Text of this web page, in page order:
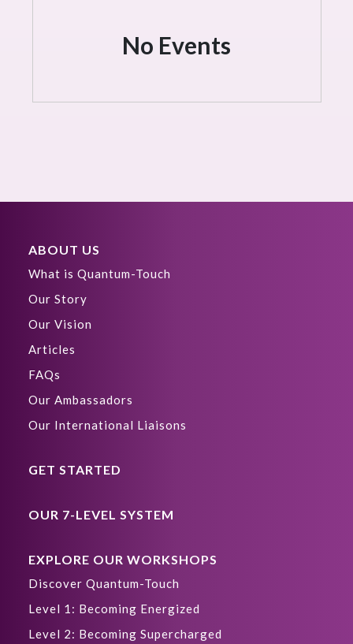
No Events
ABOUT US
What is Quantum-Touch
Our Story
Our Vision
Articles
FAQs
Our Ambassadors
Our International Liaisons
GET STARTED
OUR 7-LEVEL SYSTEM
EXPLORE OUR WORKSHOPS
Discover Quantum-Touch
Level 1: Becoming Energized
Level 2: Becoming Supercharged